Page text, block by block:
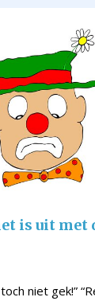
is uit met
toch niet gek!”